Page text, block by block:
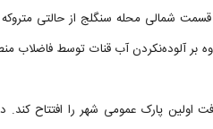
شمالی محله سنگلج از حالتی متروکه
بر آلوده‌نکردن آب قنات توسط فاضلاب
تصمیم گرفت اولین پارک عمومی شهر را